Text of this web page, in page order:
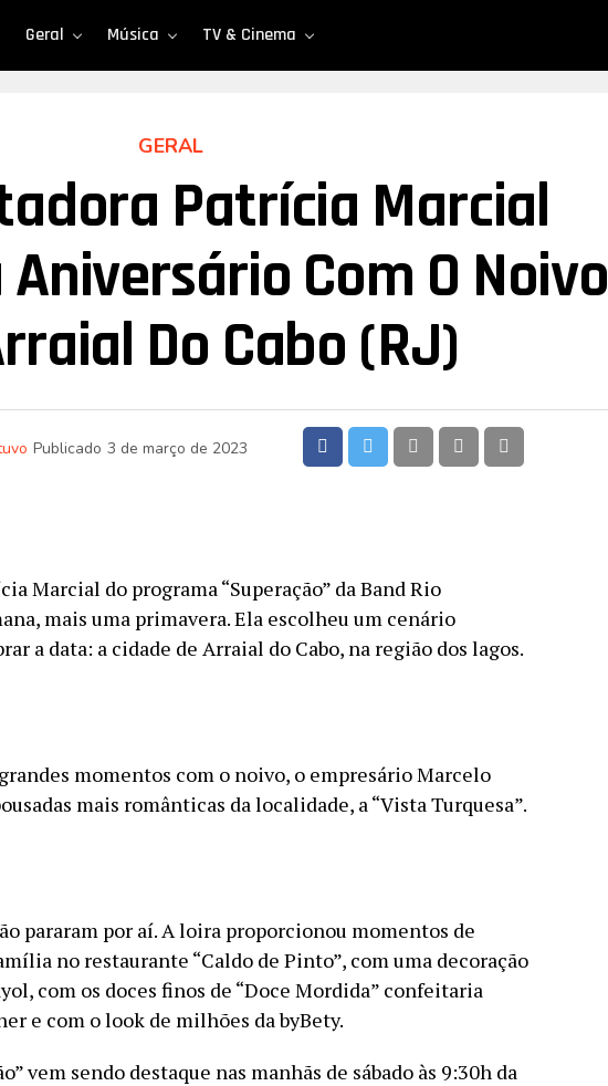
Geral Música TV & Cinema
GERAL
Patrícia Marcial
Com O Noivo
Do Cabo (RJ)
Publicado 3 de março de 2023
Marcial do programa “Superação” da Band Rio
mais uma primavera. Ela escolheu um cenário
a data: a cidade de Arraial do Cabo, na região dos lagos.
momentos com o noivo, o empresário Marcelo
mais românticas da localidade, a “Vista Turquesa”.
pararam por aí. A loira proporcionou momentos de
no restaurante “Caldo de Pinto”, com uma decoração
com os doces finos de “Doce Mordida” confeitaria
e com o look de milhões da byBety.
vem sendo destaque nas manhãs de sábado às 9:30h da